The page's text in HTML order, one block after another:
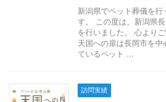
新潟県でペット葬儀を
す。 この度は、新潟県
を行いました。 心より
天国への扉は長岡市を
ているペット ...
訪問実績